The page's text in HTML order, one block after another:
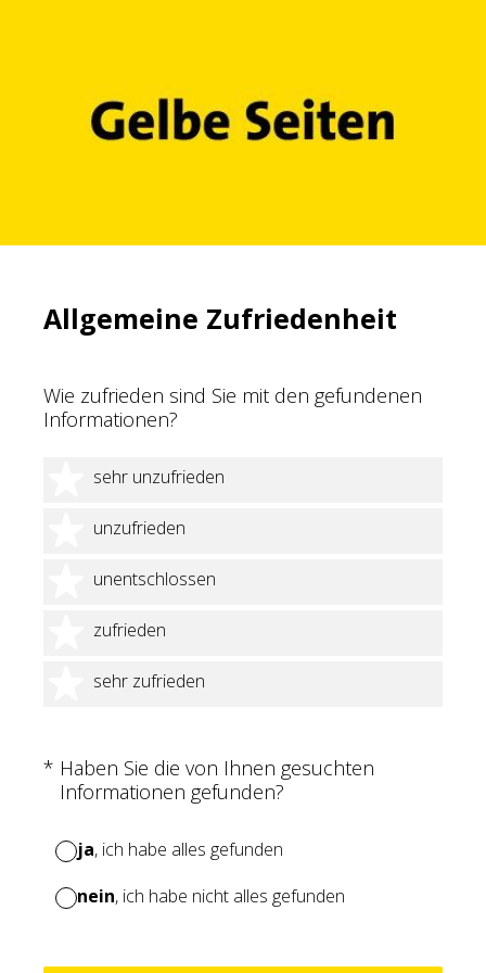
Allgemeine Zufriedenheit
Wie zufrieden sind Sie mit den gefundenen
Informationen?
sehr unzufrieden
1 Stern
unzufrieden
2 Sterne
unentschlossen
3 Sterne
zufrieden
4 Sterne
sehr zufrieden
5 Sterne
* Haben Sie die von Ihnen gesuchten
Informationen gefunden?
(Erforderlich.)
ja, ich habe alles gefunden
nein, ich habe nicht alles gefunden